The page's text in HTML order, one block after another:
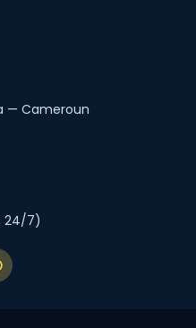
— Cameroun
24/7)